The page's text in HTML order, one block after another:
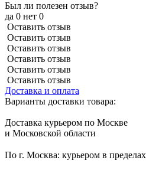
Был ли полезен отзыв?
да 0 нет 0
Оставить отзыв
Оставить отзыв
Оставить отзыв
Оставить отзыв
Оставить отзыв
Оставить отзыв
Доставка и оплата
Варианты доставки товара:
Доставка курьером по Москве
и Московской области
По г. Москва: курьером в